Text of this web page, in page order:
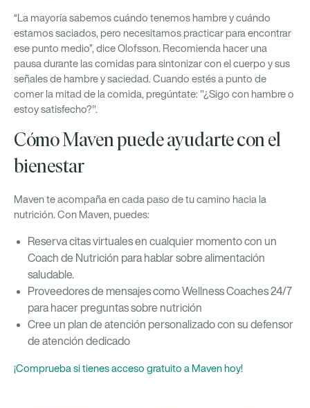
“La mayoría sabemos cuándo tenemos hambre y cuándo
estamos saciados, pero necesitamos practicar para encontrar
ese punto medio”, dice Olofsson. Recomienda hacer una
pausa durante las comidas para sintonizar con el cuerpo y sus
señales de hambre y saciedad. Cuando estés a punto de
comer la mitad de la comida, pregúntate: "¿Sigo con hambre o
estoy satisfecho?".
Cómo Maven puede ayudarte con el
bienestar
Maven te acompaña en cada paso de tu camino hacia la
nutrición. Con Maven, puedes:
Reserva citas virtuales en cualquier momento con un
Coach de Nutrición para hablar sobre alimentación
saludable.
Proveedores de mensajes como Wellness Coaches 24/7
para hacer preguntas sobre nutrición
Cree un plan de atención personalizado con su defensor
de atención dedicado
¡Comprueba si tienes acceso gratuito a Maven hoy!